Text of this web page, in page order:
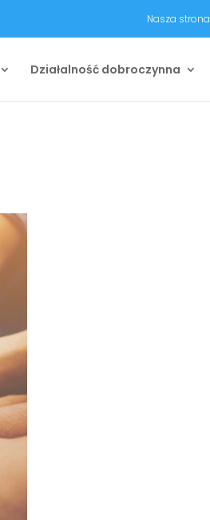
Nasza strona
Działalność dobroczynna